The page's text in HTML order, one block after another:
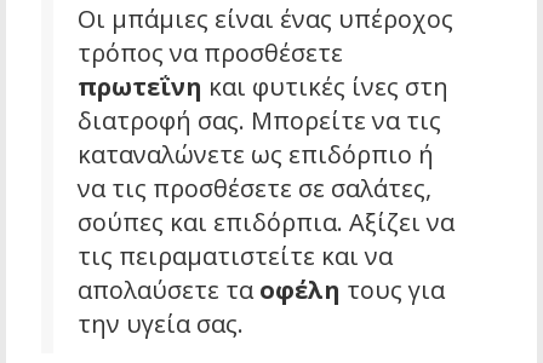
Οι μπάμιες είναι ένας υπέροχος
τρόπος να προσθέσετε
πρωτεΐνη και φυτικές ίνες στη
διατροφή σας. Μπορείτε να τις
καταναλώνετε ως επιδόρπιο ή
να τις προσθέσετε σε σαλάτες,
σούπες και επιδόρπια. Αξίζει να
τις πειραματιστείτε και να
απολαύσετε τα οφέλη τους για
την υγεία σας.